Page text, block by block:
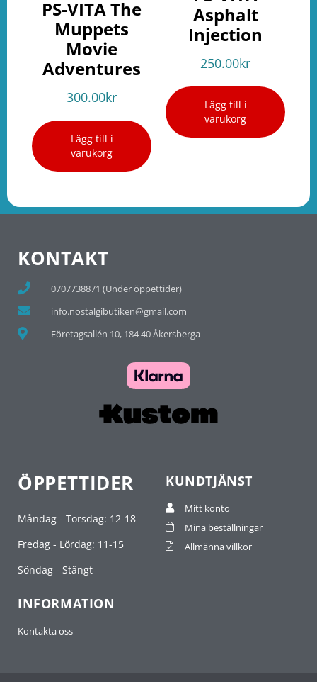
PS-VITA The
Muppets
Movie
Adventures
300.00kr
Lägg till i
varukorg
Asphalt
Injection
250.00kr
Lägg till i
varukorg
KONTAKT
0707738871 (Under öppettider)
info.nostalgibutiken@gmail.com
Företagsallén 10, 184 40 Åkersberga
ÖPPETTIDER
Måndag - Torsdag: 12-18
Fredag - Lördag: 11-15
Söndag - Stängt
KUNDTJÄNST
Mitt konto
Mina beställningar
Allmänna villkor
INFORMATION
Kontakta oss